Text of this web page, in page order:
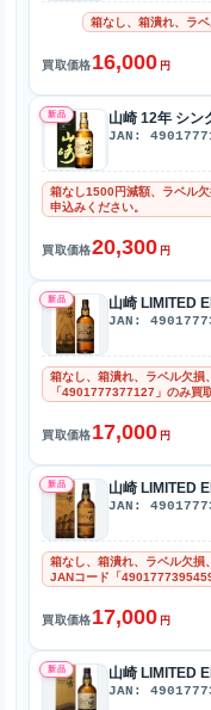
箱なし、箱潰れ、ラ
買取価格16,000 円
新品 山崎 12年 シン
JAN:
箱なし1500円減額、ラベル
申込みください。
買取価格20,300 円
新品 山崎 LIMITED
JAN:
箱なし、箱潰れ、ラベル欠損
「4901777377127」のみ買
買取価格17,000 円
新品 山崎 LIMITED
JAN:
箱なし、箱潰れ、ラベル欠損
JANコード「
買取価格17,000 円
新品 山崎 LIMITED
JAN: